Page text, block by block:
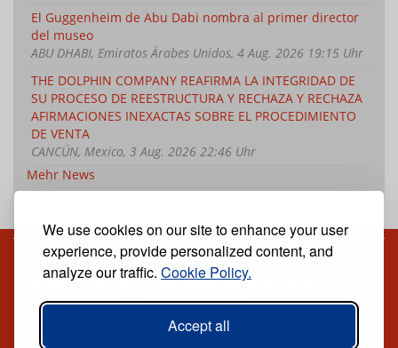
We use cookies on our site to enhance your user
experience, provide personalized content, and
analyze our traffic. Cookie Policy.
Accept all
El Guggenheim de Abu Dabi nombra al primer director
del museo
ABU DHABI, Emiratos Árabes Unidos, 4 Aug. 2026 19:15 Uhr
THE DOLPHIN COMPANY REAFIRMA LA INTEGRIDAD DE
SU PROCESO DE REESTRUCTURA Y RECHAZA Y RECHAZA
AFIRMACIONES INEXACTAS SOBRE EL PROCEDIMIENTO
DE VENTA
CANCÚN, Mexico, 3 Aug. 2026 22:46 Uhr
Mehr News
Reciba nuestro periódico digital semanal gratuito
Suscríbete